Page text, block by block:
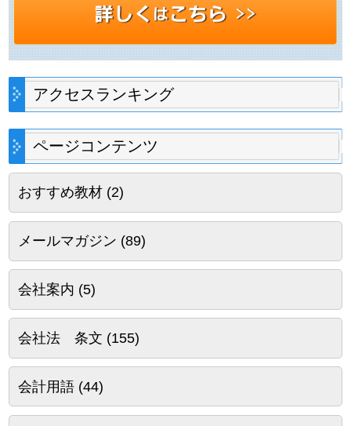
アクセスランキング
ページコンテンツ
おすすめ教材(2)
メールマガジン (89)
会社案内 (5)
会社法 条文 (155)
会計用語(44)